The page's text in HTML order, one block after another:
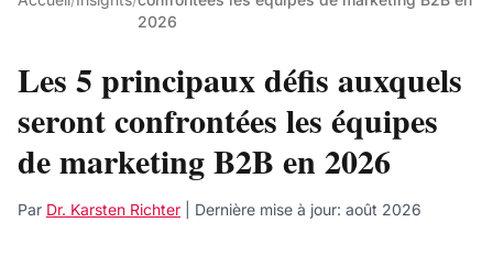
2026
Les 5 principaux défis auxquels
seront confrontées les équipes
de marketing B2B en 2026
Par Dr. Karsten Richter | Dernière mise à jour: août 2026